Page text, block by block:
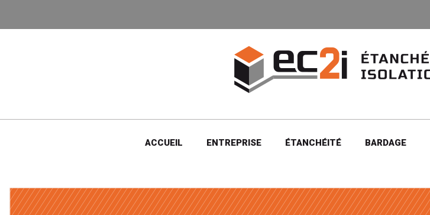
ACCUEIL ENTREPRISE ÉTANCHÉITÉ BARDAGE